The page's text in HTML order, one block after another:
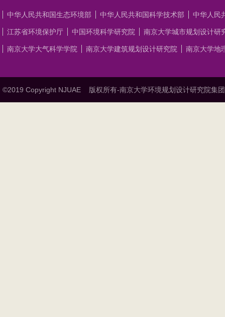
中华人民共和国生态环境部 中华人民共和国科学技术部 中华人民
江苏省环境保护厅 中国环境科学研究院 南京大学城市规划设计研
南京大学大气科学学院 南京大学建筑规划设计研究院 南京大学地
©2019 Copyright NJUAE 版权所有-南京大学环境规划设计研究院集